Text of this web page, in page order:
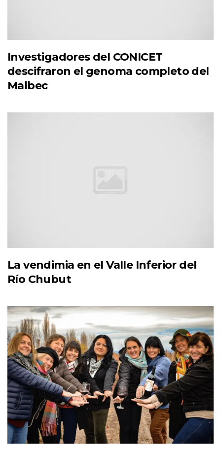
Investigadores del CONICET
descifraron el genoma completo del
Malbec
La vendimia en el Valle Inferior del
Río Chubut